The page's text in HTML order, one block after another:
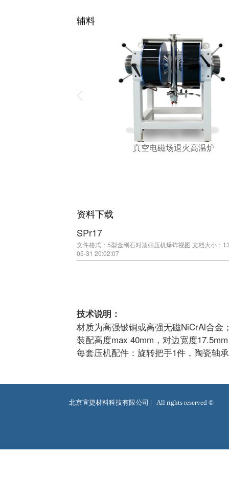
辅料
真空电磁场退火高温炉
资料下载
SPr17
文件格式：5型金刚石对顶砧压机爆炸视图 文档大小：
05-31 20:02:07
技术说明：
材质为高强铍铜或高强无磁NiCrAl合金
装配高度max 40mm，对边宽度
每套压机配件：旋转把手1件，陶瓷轴
北京宜捷材料科技有限公司 |   All rights reserved ©